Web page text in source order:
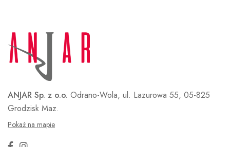
ANJAR Sp. z o.o. Odrano-Wola, ul. Lazurowa 55, 05-825
Grodzisk Maz.
Pokaż na mapie